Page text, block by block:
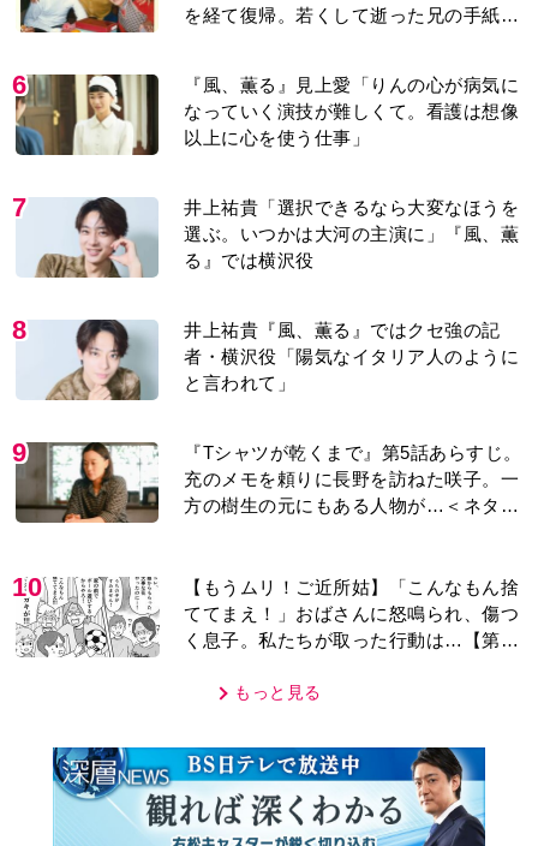
を経て復帰。若くして逝った兄の手紙を
6
『風、薫る』見上愛「りんの心が病気に
なっていく演技が難しくて。看護は想像
以上に心を使う仕事」
7
井上祐貴「選択できるなら大変なほうを
選ぶ。いつかは大河の主演に」『風、薫
る』では横沢役
8
井上祐貴『風、薫る』ではクセ強の記
者・横沢役「陽気なイタリア人のように
と言われて」
9
『Tシャツが乾くまで』第5話あらすじ。
充のメモを頼りに長野を訪ねた咲子。一
方の樹生の元にもある人物が…＜ネタバ
10
【もうムリ！ご近所姑】「こんなもん捨
ててまえ！」おばさんに怒鳴られ、傷つ
く息子。私たちが取った行動は…【第3
もっと見る